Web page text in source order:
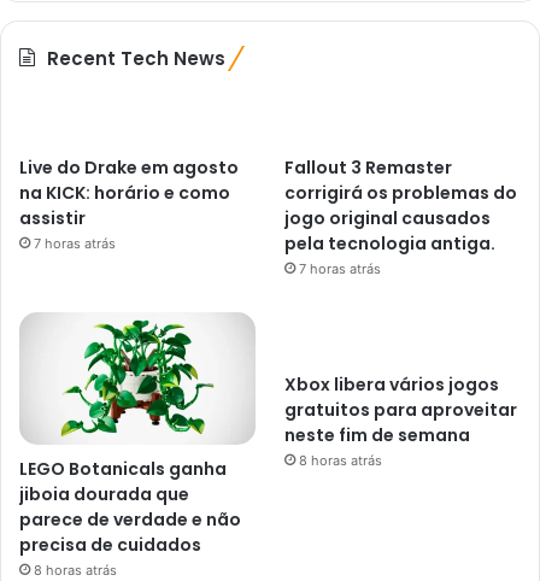
Recent Tech News
Live do Drake em agosto
na KICK: horário e como
assistir
7 horas atrás
Fallout 3 Remaster
corrigirá os problemas do
jogo original causados ​​
pela tecnologia antiga.
7 horas atrás
LEGO Botanicals ganha
jiboia dourada que
parece de verdade e não
precisa de cuidados
8 horas atrás
Xbox libera vários jogos
gratuitos para aproveitar
neste fim de semana
8 horas atrás